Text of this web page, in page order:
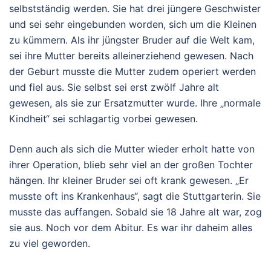
selbstständig werden. Sie hat drei jüngere Geschwister
und sei sehr eingebunden worden, sich um die Kleinen
zu kümmern. Als ihr jüngster Bruder auf die Welt kam,
sei ihre Mutter bereits alleinerziehend gewesen. Nach
der Geburt musste die Mutter zudem operiert werden
und fiel aus. Sie selbst sei erst zwölf Jahre alt
gewesen, als sie zur Ersatzmutter wurde. Ihre „normale
Kindheit“ sei schlagartig vorbei gewesen.
Denn auch als sich die Mutter wieder erholt hatte von
ihrer Operation, blieb sehr viel an der großen Tochter
hängen. Ihr kleiner Bruder sei oft krank gewesen. „Er
musste oft ins Krankenhaus“, sagt die Stuttgarterin. Sie
musste das auffangen. Sobald sie 18 Jahre alt war, zog
sie aus. Noch vor dem Abitur. Es war ihr daheim alles
zu viel geworden.